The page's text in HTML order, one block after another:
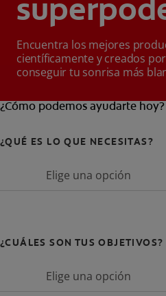
Encuentra los mejores
científicamente y creados
conseguir tu sonrisa más
¿Cómo podemos ayudarte hoy?
¿QUÉ ES LO QUE NECESITAS?
Elige una opción
¿CUÁLES SON TUS OBJETIVOS?
Elige una opción